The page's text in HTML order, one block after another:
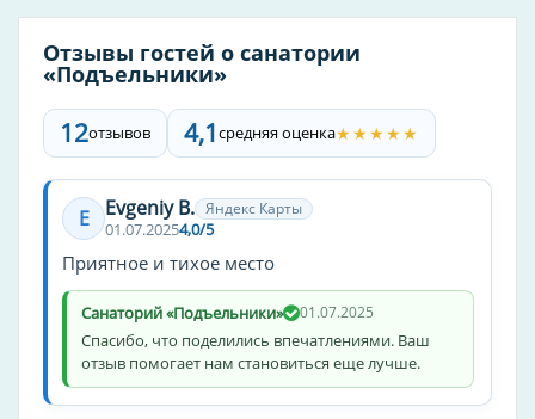
Механотерапия
Терренкуротерапия
Велотренировки
Дыхательная гимнастика
Скандинавская ходьба
Гидрокинезотерапия
Массажное отделение
Антицеллюлитный массаж
Вакуумный массаж
Мануальный массаж
Расслабляющий массаж
Термическая массажная кровать
Отзывы гостей о санатории
«Подъельники»
12отзывов 4,1средняя оценка★★★★★
E Evgeniy B. Яндекс Карты
01.07.20254,0/5
Приятное и тихое место
Санаторий «Подъельники» 01.07.2025
Спасибо, что поделились впечатлениями. Ваш
отзыв помогает нам становиться еще лучше.